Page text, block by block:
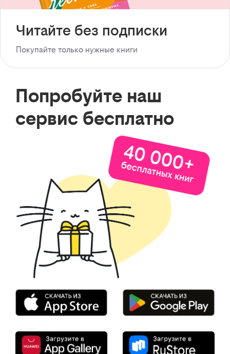
Читайте без подписки
Покупайте только нужные книги
Попробуйте наш
сервис бесплатно